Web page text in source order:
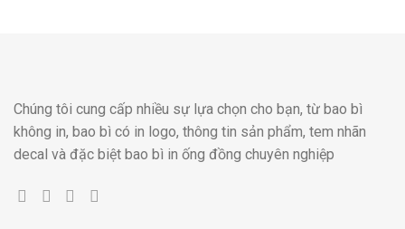
Chúng tôi cung cấp nhiều sự lựa chọn cho bạn, từ bao bì
không in, bao bì có in logo, thông tin sản phẩm, tem nhãn
decal và đặc biệt bao bì in ống đồng chuyên nghiệp